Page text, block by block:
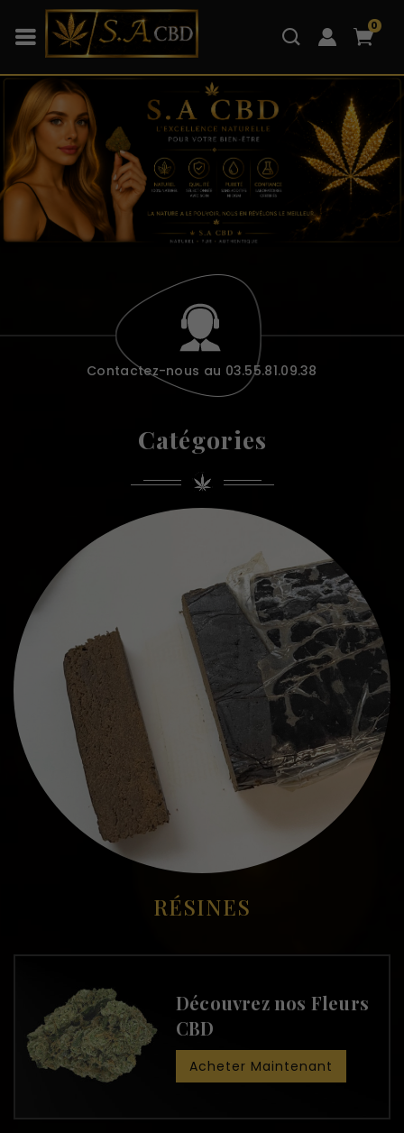
0
Contactez-nous au 03.55.81.09.38
Catégories
RÉSINES
Découvrez nos Fleurs
CBD
Acheter Maintenant